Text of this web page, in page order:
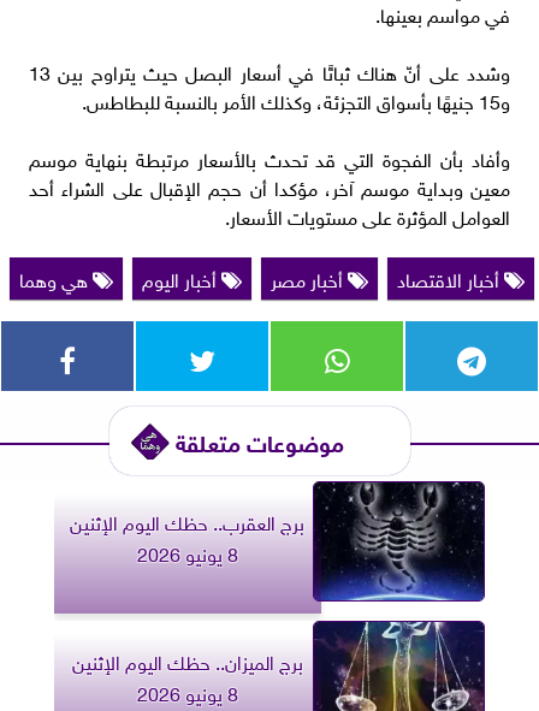
في مواسم بعينها.
وشدد على أنّ هناك ثباتًا في أسعار البصل حيث يتراوح بين 13
و15 جنيهًا بأسواق التجزئة، وكذلك الأمر بالنسبة للبطاطس.
وأفاد بأن الفجوة التي قد تحدث بالأسعار مرتبطة بنهاية موسم
معين وبداية موسم آخر، مؤكدا أن حجم الإقبال على الشراء أحد
العوامل المؤثرة على مستويات الأسعار.
أخبار الاقتصاد
أخبار مصر أخبار اليوم هي وهما
موضوعات متعلقة
برج العقرب.. حظك اليوم الإثنين
8 يونيو 2026
برج الميزان.. حظك اليوم الإثنين
8 يونيو 2026